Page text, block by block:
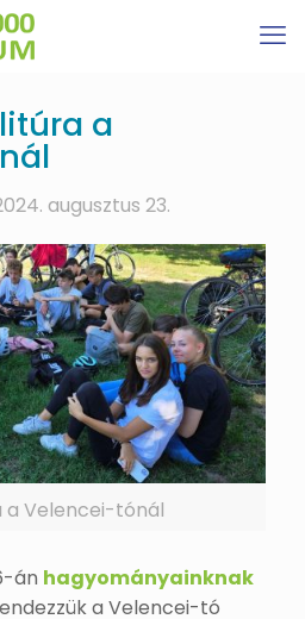
a
augusztus 23.
a Velencei-tónál
án hagyományainknak
a Velencei-tó